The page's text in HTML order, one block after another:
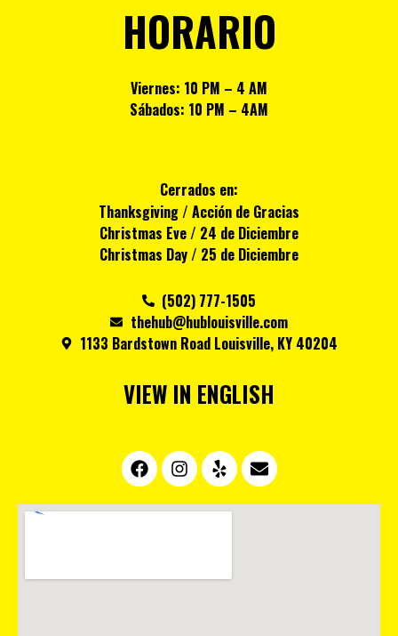
HORARIO
Viernes: 10 PM – 4 AM
Sábados: 10 PM – 4AM
Cerrados en:
Thanksgiving / Acción de Gracias
Christmas Eve / 24 de Diciembre
Christmas Day / 25 de Diciembre
(502) 777-1505
thehub@hublouisville.com
1133 Bardstown Road Louisville, KY 40204
VIEW IN ENGLISH